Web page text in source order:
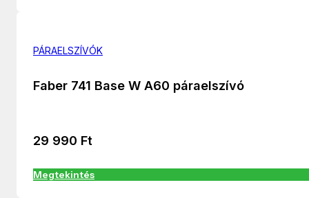
PÁRAELSZÍVÓK
Faber 741 Base W A60 páraelszívó
29 990 Ft
Megtekintés